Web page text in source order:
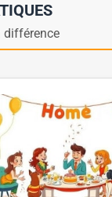
différence